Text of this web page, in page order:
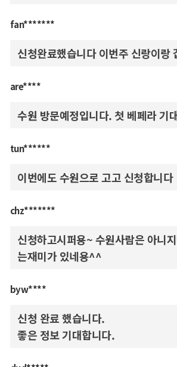
fan*******
신청완료했습니다 이번주 신랑이랑
are****
수원 방문예정입니다. 첫 베페라 기
tun******
이번에도 수원으로 고고 신청합니다
chz*******
신청하고시퍼용~ 수원사람은 아니
는재미가 있네용^^
byw****
신청 완료 했습니다.
좋은 정보 기대합니다.